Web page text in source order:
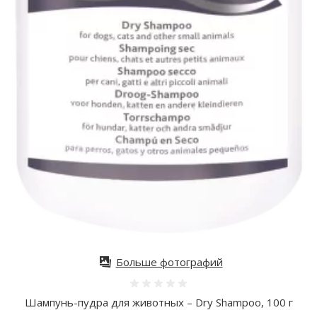
Шампунь-пудра для животных – Dry Shampoo, 100 г
Больше фотографий